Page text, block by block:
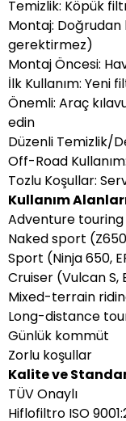
Temizlik: Köpük
Montaj:
gerektirmez)
Montaj Öncesi:
İlk Kullanım: Yeni
Önemli: Araç
edin
Düzenli Temizlik/
Off-Road
Tozlu Koşullar:
Kullanım
Adventure
Naked sport
Sport (Ninja 650,
Cruiser (Vulcan S,
Mixed-terrain
Long-distance
Günlük kommüt
Zorlu koşullar
Kalite ve
TÜV Onaylı
Hiflofiltro ISO